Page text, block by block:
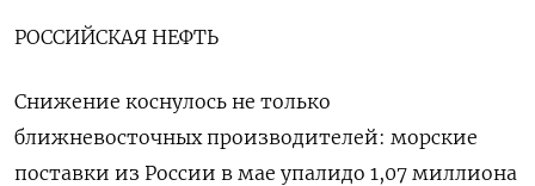
РОССИЙСКАЯ НЕФТЬ
Снижение коснулось не только
ближневосточных производителей: морские
поставки из России в мае упалидо 1,07 миллиона